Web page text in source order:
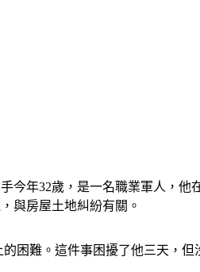
今年32歲，是一名職業軍人，
與房屋土地糾紛有關。
困難。這件事困擾了他三天，但